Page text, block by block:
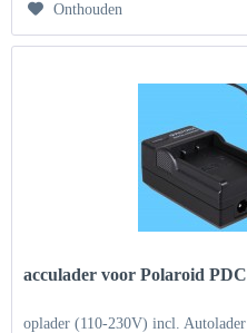
Onthouden
acculader voor Polaroid
oplader (110-230V) incl.